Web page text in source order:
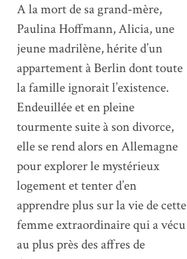
A la mort de sa grand-mère,
Paulina Hoffmann, Alicia, une
jeune madrilène, hérite d’un
appartement à Berlin dont toute
la famille ignorait l’existence.
Endeuillée et en pleine
tourmente suite à son divorce,
elle se rend alors en Allemagne
pour explorer le mystérieux
logement et tenter d’en
apprendre plus sur la vie de cette
femme extraordinaire qui a vécu
au plus près des affres de